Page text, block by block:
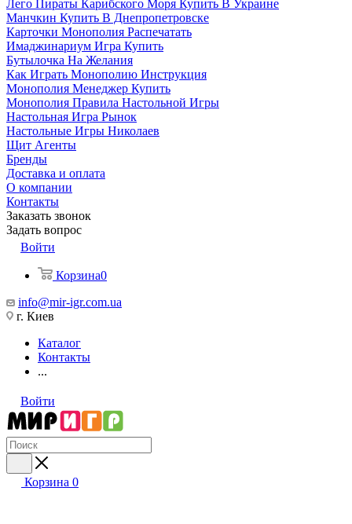
Лего Пираты Карибского Моря Купить В Украине
Манчкин Купить В Днепропетровске
Карточки Монополия Распечатать
Имаджинариум Игра Купить
Бутылочка На Желания
Как Играть Монополию Инструкция
Монополия Менеджер Купить
Монополия Правила Настольной Игры
Настольная Игра Рынок
Настольные Игры Николаев
Щит Агенты
Бренды
Доставка и оплата
О компании
Контакты
Заказать звонок
Задать вопрос
Войти
Корзина0
info@mir-igr.com.ua
г. Киев
Каталог
Контакты
...
Войти
Корзина 0